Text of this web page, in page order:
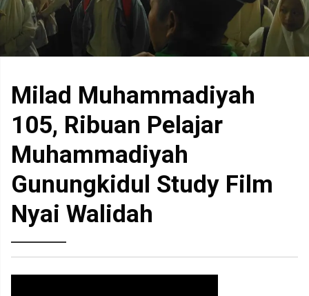
Milad Muhammadiyah
105, Ribuan Pelajar
Muhammadiyah
Gunungkidul Study Film
Nyai Walidah